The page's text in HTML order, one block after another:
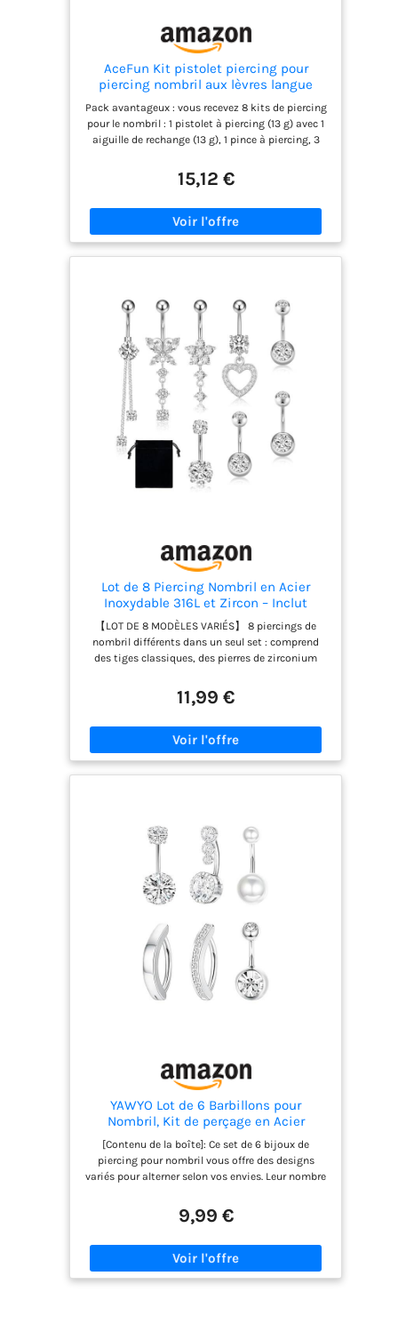
AceFun Kit pistolet piercing pour
piercing nombril aux lèvres langue
oreilles nez Kit pistolets piercing
sécurisé Outil aiguille piercing corporel
pour femmes hommes/Kit
Pack avantageux : vous recevez 8 kits de piercing
pour le nombril : 1 pistolet à piercing (13 g) avec 1
aiguille de rechange (13 g), 1 pince à piercing, 3
protection en silicone. Notre pistolet à piercing
est entièrement automatique, ce qui permet de
Stérilisez la peau et le bijou. ② Fixez la pince
hémostatique. ③ Appuyez rapidement et
Vissez fermement l'autre extrémité du bijou. Kit
de piercing : disponible pour différentes parties
du corps, notamment le nombril, la langue, les
lèvres, les sourcils, les mamelons, le nez, la
cloison nasale, les oreilles, Gagnez du temps : ces
kits d'outils de piercing conviennent au piercing
professionnel ou à l'auto-piercing à domicile.
Vous pouvez profiter d'un processus de piercing
rapide et sûr Conseils – Il est généralement
recommandé de remplacer les autres piercings au
nombril après 2 à 3 semaines. Après le premier
piercing, vous pouvez utiliser le piercing au
nombril en plastique et le désinfecter
15,12 €
Lot de 8 Piercing Nombril en Acier
Inoxydable 316L et Zircon – Inclut
Pendentifs Papillon, Cœur et Fleur –
Hypoallergénique pour Femmes (14G,
1.6mm) – Idéal pour Soirée & Quotidien
+ Poche de Velours
【LOT DE 8 MODÈLES VARIÉS】​ 8 piercings de
nombril différents dans un seul set : comprend
des tiges classiques, des pierres de zirconium
papillon et de fleur, ainsi que des designs
romantiques en cœur. Idéal pour changer de style
spéciales. 【ACIER INOXYDABLE 316L PREMIUM】​
Acier chirurgical hypoallergénique (sans nickel et
Longueurs de tige de 10 mm à 51 mm (épaisseur
1.6 mm/14G) pour différents types de nombrils.
Inclut des cabochons en zirconium pivotants et
des fermetures sécurisées – facile à mettre et à
enlever. 【USAGE POLYVALENT】​ Les différents
conviennent à toutes les occasions – que ce soit
pour un look discret quotidien ou comme bijou
de fête remarquable. Choisissez simplement le
style qui correspond à votre tenue ! 【CADEAU
ÉLÉGANT】​ Emballage haut de gamme dans une
polyvalents !
11,99 €
YAWYO Lot de 6 Barbillons pour
Nombril, Kit de perçage en Acier
Inoxydable, Bijou de Piercing Nombril
pour Femmes et Filles (Argent)
[Contenu de la boîte]: Ce set de 6 bijoux de
piercing pour nombril vous offre des designs
variés pour alterner selon vos envies. Leur nombre
tenues pour toutes occasions, en les mixant pour
exprimer votre style. [Accessoire tendance]: Que ce
le quotidien, ce piercing pour nombril est un
accessoire de mode qui complète votre silhouette
9,99 €